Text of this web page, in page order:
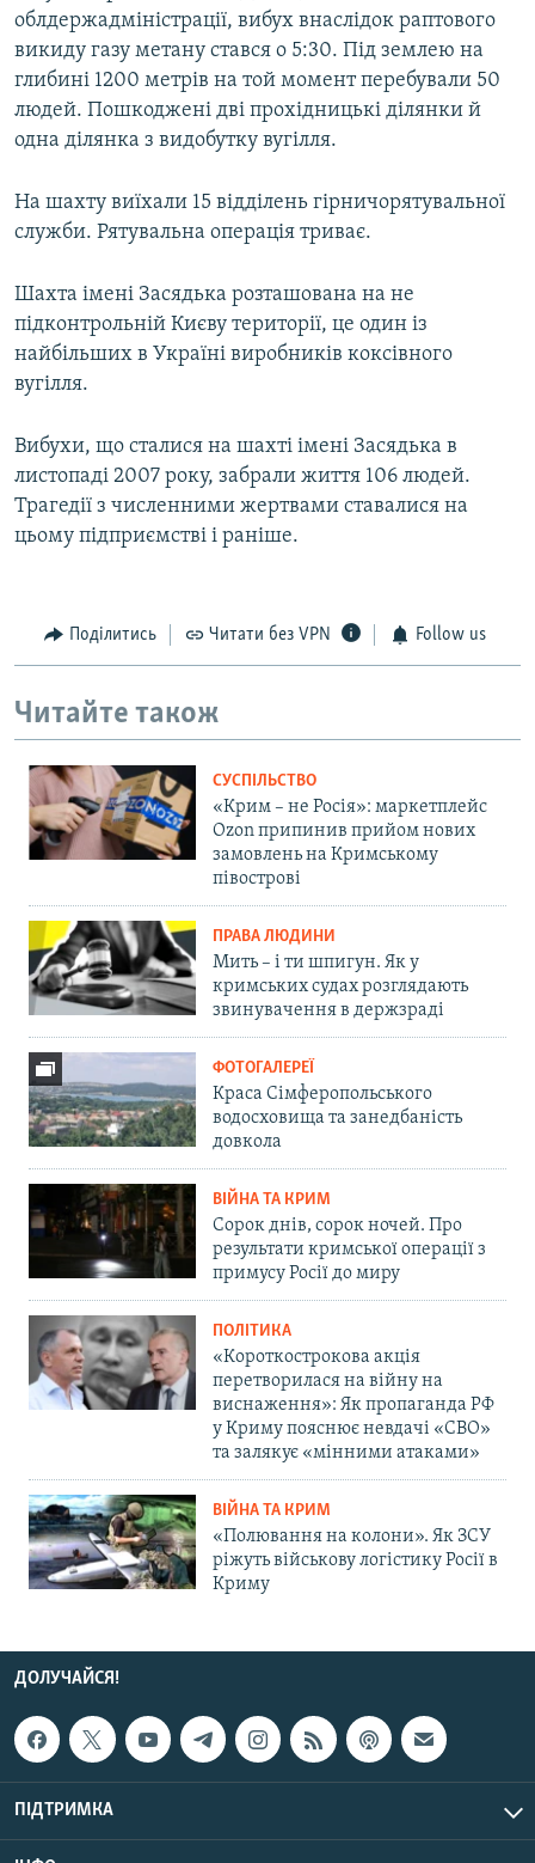
облдержадміністрації, вибух внаслідок раптового
викиду газу метану стався о 5:30. Під землею на
глибині 1200 метрів на той момент перебували 50
людей. Пошкоджені дві прохідницькі ділянки й
одна ділянка з видобутку вугілля.
На шахту виїхали 15 відділень гірничорятувальної
служби. Рятувальна операція триває.
Шахта імені Засядька розташована на не
підконтрольній Києву території, це один із
найбільших в Україні виробників коксівного
вугілля.
Вибухи, що сталися на шахті імені Засядька в
листопаді 2007 року, забрали життя 106 людей.
Трагедії з численними жертвами ставалися на
цьому підприємстві і раніше.
Поділитись Читати без VPN Follow us
Читайте також
СУСПІЛЬСТВО
«Крим – не Росія»: маркетплейс
Ozon припинив прийом нових
замовлень на Кримському
півострові
ПРАВА ЛЮДИНИ
Мить – і ти шпигун. Як у
кримських судах розглядають
звинувачення в держзраді
ФОТОГАЛЕРЕЇ
Краса Сімферопольського
водосховища та занедбаність
довкола
ВІЙНА ТА КРИМ
Сорок днів, сорок ночей. Про
результати кримської операції з
примусу Росії до миру
ПОЛІТИКА
«Короткострокова акція
перетворилася на війну на
виснаження»: Як пропаганда РФ
у Криму пояснює невдачі «СВО»
та залякує «мінними атаками»
ВІЙНА ТА КРИМ
«Полювання на колони». Як ЗСУ
ріжуть військову логістику Росії в
Криму
ДОЛУЧАЙСЯ!
ПІДТРИМКА